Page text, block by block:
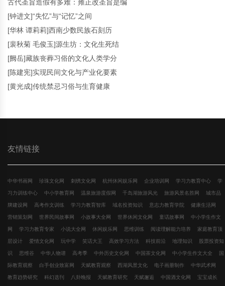
古代圣旨造假有多难：雍正改圣旨是编
[钟进文]“失忆”与“记忆”之间
[华林 谭莉莉]西南少数民族石刻历
[裴秋菊 毛俊玉]源生坊：文化生死结
[阙岳]藏族丧葬习俗的文化人类学分
[陈建宪]实现民间文化与产业化要素
[黄光成]传统禁忌习俗与生育健康
友情链接
中华书画网 珍珠文化网 刺绣文化网 杭州休闲娱乐网 企业培训网 学习力教育中心 学
习力训练中心 中小学教育网 温泉旅游度假网 千岛湖旅游风光 旅游风景名胜网 城市品
牌建设网 高考作文训练 学习力教育智库 域名投资知识 意志力教育学院 健康生活网
营销策划网 世界民间故事网 小故事大全网 世界休闲文化网 童话故事网 中小学生作文
网 学习力教育专家 小说大全网 休闲娱乐网 思维训练 阅读理解能力培养 家庭教育顶
层设计 爱情文化网 玩中学 笑话大王 高效学习方法 科技前沿 地理知识 股票投资知
识 思维谷 中华人物谱 高考季 中外历史文化网 中国茶文化网 中小学生作文大全 国
际教育观察 白手创业致富网 天赋教育观察 西湖风景文化 电子画册制作 中华武术网
教育趋势研究 科幻选刊 八卦晚报 天赋教育研究 天赋邂逅 中国酒文化网 宝宝成长